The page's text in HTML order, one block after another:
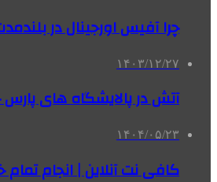
چرا آفیس اورجینال در
۱۴۰۳/۱۲/۲۷
آتش در پالایشگاه های
۱۴۰۴/۰۵/۲۳
کافی نت آنلاین | انجام تمام